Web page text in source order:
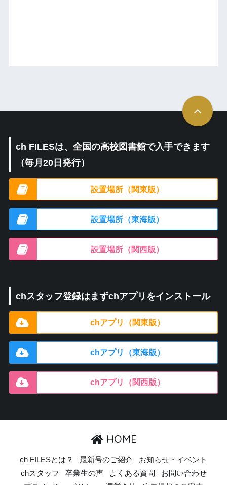
ch FILESは、全国の高校図書館で入手できます
（毎月20日発行）
設置場所（関東版）
設置場所（東海版）
設置場所（関西版）
chスタッフ登録はまずchアプリをインストール
chアプリ（関東版）
chアプリ（東海版）
chアプリ（関西版）
HOME
ch FILESとは？ 最新号のご紹介
お知らせ・イベント
chスタッフ
卒業生の声 よくある質問
お問い合わせ